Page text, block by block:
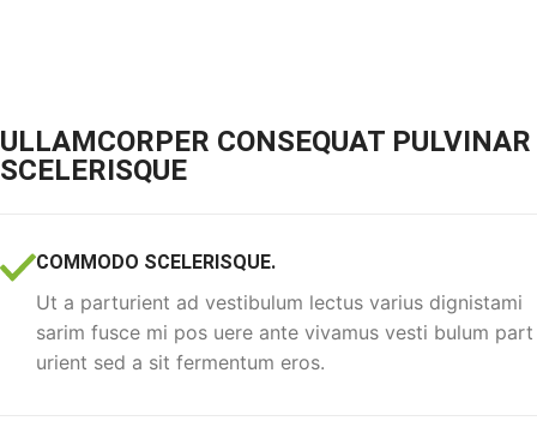
ULLAMCORPER CONSEQUAT PULVINAR
SCELERISQUE
COMMODO SCELERISQUE.
Ut a parturient ad vestibulum lectus varius dignistami
sarim fusce mi pos uere ante vivamus vesti bulum part
urient sed a sit fermentum eros.